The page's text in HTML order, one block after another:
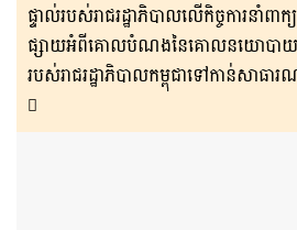
ផ្ទាល់​របស់រាជរដ្ឋាភិ​បា​ល​លើ​កិច្ចការ​នាំពា
ផ្សាយ​​អំពីគោលបំណងនៃគោល​នយោបាយទ
របស់រាជរដ្ឋា​ភិ​បា​ល​កម្ពុជាទៅកាន់សាធា